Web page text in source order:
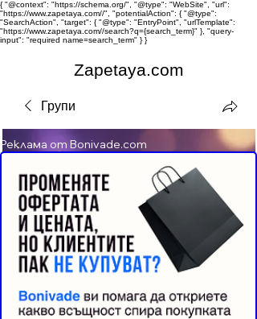
{ "@context": "https://schema.org/", "@type": "WebSite", "url":
"https://www.zapetaya.com//", "potentialAction": { "@type":
"SearchAction", "target": { "@type": "EntryPoint", "urlTemplate":
"https://www.zapetaya.com//search?q={search_term}" }, "query-
input": "required name=search_term" } }
Zapetaya.com
Групи
Реклама от Bonivade.com